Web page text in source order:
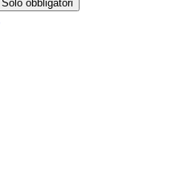
Solo obbligatori